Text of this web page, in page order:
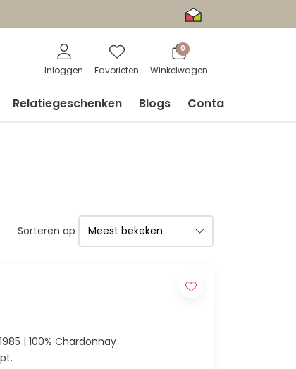
Inloggen Favorieten
0
Winkelwagen
Relatiegeschenken Blogs Contact
Sorteren op
| 100% Chardonnay